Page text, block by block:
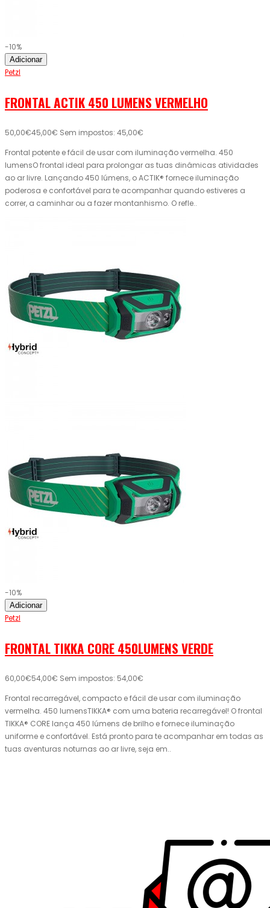
-10%
Adicionar
Petzl
FRONTAL ACTIK 450 LUMENS VERMELHO
50,00€45,00€ Sem impostos: 45,00€
Frontal potente e fácil de usar com iluminação vermelha. 450
lumensO frontal ideal para prolongar as tuas dinâmicas atividades
ao ar livre. Lançando 450 lúmens, o ACTIK® fornece iluminação
poderosa e confortável para te acompanhar quando estiveres a
correr, a caminhar ou a fazer montanhismo. O refle..
-10%
Adicionar
Petzl
FRONTAL TIKKA CORE 450LUMENS VERDE
60,00€54,00€ Sem impostos: 54,00€
Frontal recarregável, compacto e fácil de usar com iluminação
vermelha. 450 lumensTIKKA® com uma bateria recarregável! O frontal
TIKKA® CORE lança 450 lúmens de brilho e fornece iluminação
uniforme e confortável. Está pronto para te acompanhar em todas as
tuas aventuras noturnas ao ar livre, seja em..